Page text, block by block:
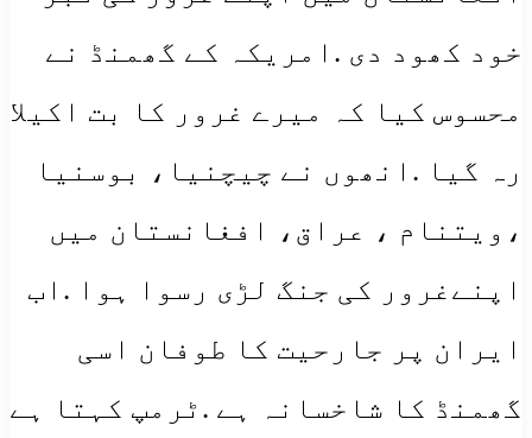
خود کھود دی .امریکہ کے گھمنڈ نے
محسوس کیا کہ میرے غرور کا بت اکیلا
رہ گیا .انھوں نے چیچنیا، بوسنیا
،ویتنام ، عراق، افغانستان میں
اپنےغرور کی جنگ لڑی رسوا ہوا .اب
ایران پر جارحیت کا طوفان اسی
گھمنڈ کا شاخسانہ ہے .ٹرمپ کہتا ہے